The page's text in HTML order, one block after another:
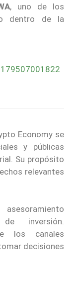
, uno de los
dentro de la
Economy se
y públicas
Su propósito
relevantes
inversión.
los canales
decisiones